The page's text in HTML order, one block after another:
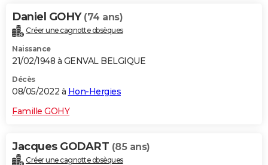
Daniel GOHY (74 ans)
Créer une cagnotte obsèques
Naissance
21/02/1948 à GENVAL BELGIQUE
Décès
08/05/2022 à Hon-Hergies
Famille GOHY
Jacques GODART (85 ans)
Créer une cagnotte obsèques